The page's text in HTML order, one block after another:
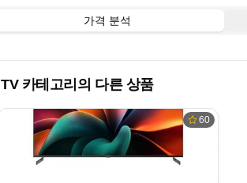
가격 분석
TV카테고리의 다른 상품
60